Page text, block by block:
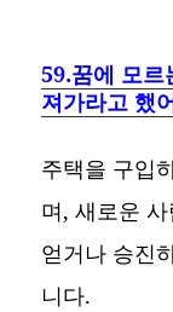
59.꿈에 모르
져가라고 했
주택을 구입
며, 새로운
얻거나 승진
니다.